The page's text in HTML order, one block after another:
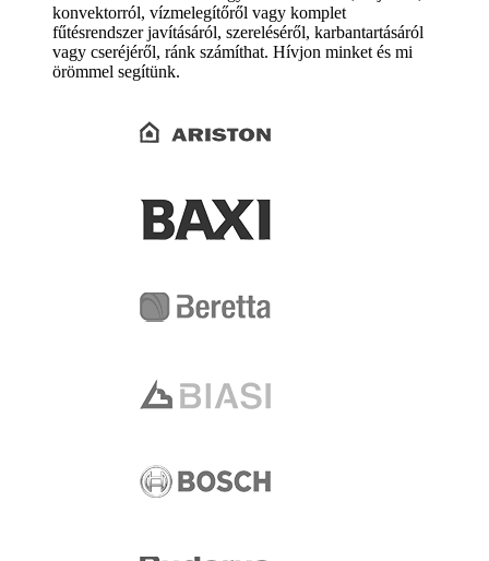
konvektorról, vízmelegítőről vagy komplet
fűtésrendszer javításáról, szereléséről, karbantartásáról
vagy cseréjéről, ránk számíthat. Hívjon minket és mi
örömmel segítünk.